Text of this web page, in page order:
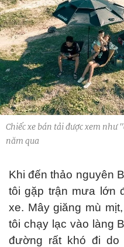
Chiếc xe bán tải được xem
năm qua
Khi đến thảo nguyên
tôi gặp trận mưa lớn
xe. Mây giăng mù
tôi chạy lạc vào làng
đường rất khó đi